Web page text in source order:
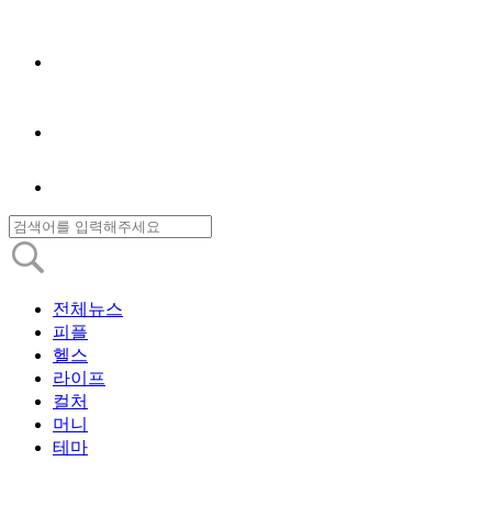
전체뉴스
피플
헬스
라이프
컬처
머니
테마